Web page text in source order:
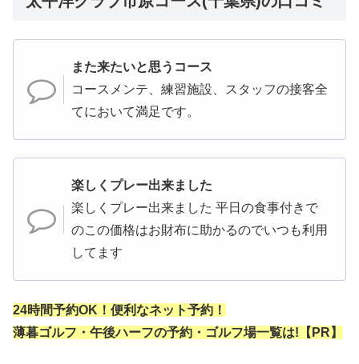
また来たいと思うコース
コースメンテ、練習施設、スタッフの接客全
てにおいて満足です。
楽しくプレー出来ました
楽しくプレー出来ました 平日の食事付きで
のこの価格はお財布に助かるのでいつも利用
してます
24時間予約OK！便利なネット予約！
薄暮ゴルフ・午後ハーフの予約・ゴルフ場一覧は!【PR】